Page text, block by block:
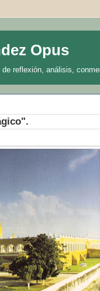
Opus
reflexión, análisis,